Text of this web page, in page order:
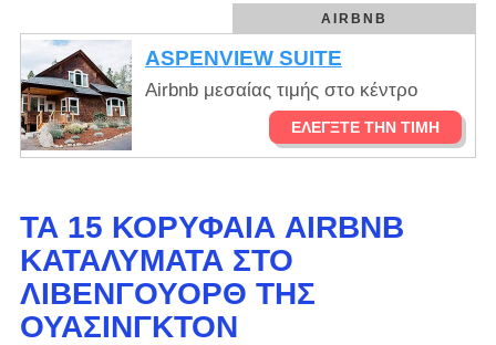
AIRBNB
ASPENVIEW SUITE
Airbnb μεσαίας τιμής στο κέντρο
ΕΛΈΓΞΤΕ ΤΗΝ ΤΙΜΉ
ΤΑ 15 ΚΟΡΥΦΑΊΑ AIRBNB
ΚΑΤΑΛΎΜΑΤΑ ΣΤΟ
ΛΊΒΕΝΓΟΥΟΡΘ ΤΗΣ
ΟΥΆΣΙΝΓΚΤΟΝ